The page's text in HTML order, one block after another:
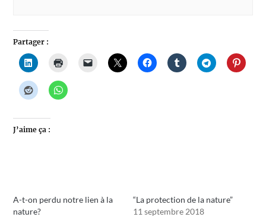
Partager :
J’aime ça :
A-t-on perdu notre lien à la
nature?
“La protection de la nature”
11 septembre 2018